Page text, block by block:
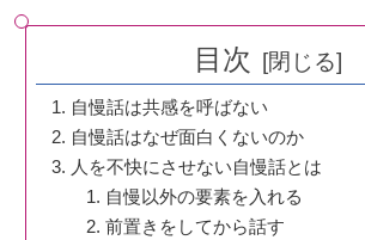
目次
自慢話は共感を呼ばない
自慢話はなぜ面白くないのか
人を不快にさせない自慢話とは
自慢以外の要素を入れる
前置きをしてから話す